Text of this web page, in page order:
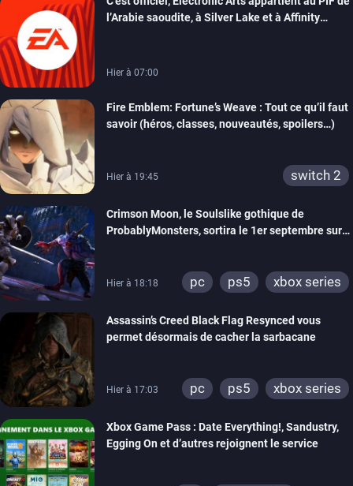
l’Arabie saoudite, à Silver Lake et à Affinity
Hier à 07:00
Fire Emblem: Fortune’s Weave : Tout ce qu’il faut
savoir (héros, classes, nouveautés, spoilers…)
Hier à 19:45 switch 2
Crimson Moon, le Soulslike gothique de
ProbablyMonsters, sortira le 1er septembre sur
Hier à 18:18 pc ps5 xbox series
Assassin’s Creed Black Flag Resynced vous
permet désormais de cacher la sarbacane
Hier à 17:03 pc ps5 xbox series
Xbox Game Pass : Date Everything!, Sandustry,
Egging On et d’autres rejoignent le service